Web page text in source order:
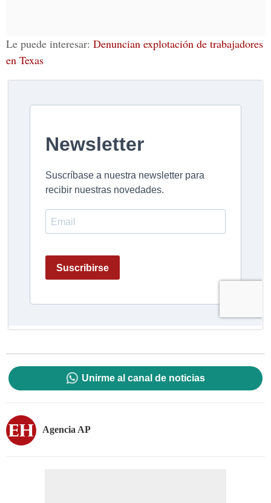
Le puede interesar: Denuncian explotación de trabajadores
en Texas
Unirme al canal de noticias
Agencia AP